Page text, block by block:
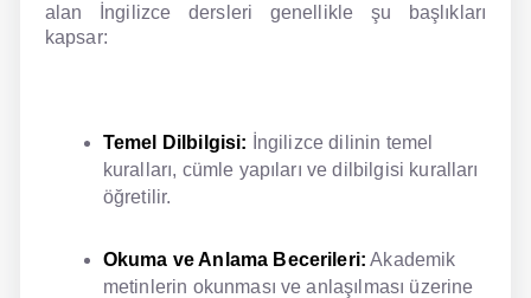
alan İngilizce dersleri genellikle şu başlıkları
kapsar:
Temel Dilbilgisi: İngilizce dilinin temel
kuralları, cümle yapıları ve dilbilgisi kuralları
öğretilir.
Okuma ve Anlama Becerileri: Akademik
metinlerin okunması ve anlaşılması üzerine